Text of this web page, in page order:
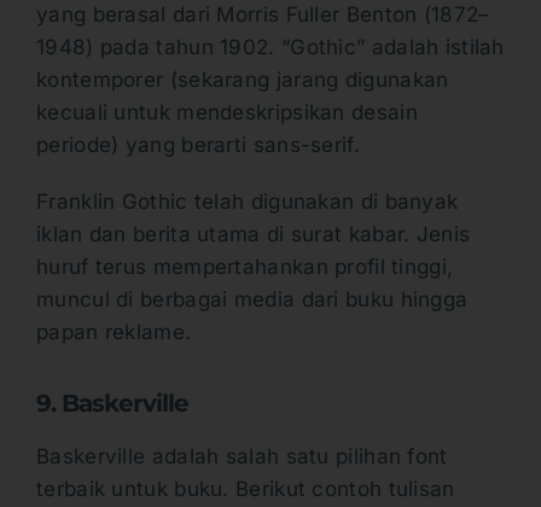
yang berasal dari Morris Fuller Benton (1872–
1948) pada tahun 1902. “Gothic” adalah istilah
kontemporer (sekarang jarang digunakan
kecuali untuk mendeskripsikan desain
periode) yang berarti sans-serif.
Franklin Gothic telah digunakan di banyak
iklan dan berita utama di surat kabar. Jenis
huruf terus mempertahankan profil tinggi,
muncul di berbagai media dari buku hingga
papan reklame.
9. Baskerville
Baskerville adalah salah satu pilihan font
terbaik untuk buku. Berikut contoh tulisan